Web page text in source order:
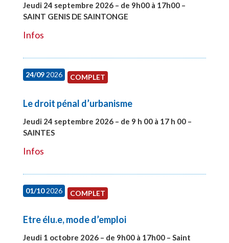
Jeudi 24 septembre 2026 – de 9h00 à 17h00 –
SAINT GENIS DE SAINTONGE
Infos
24/092026 COMPLET
Le droit pénal d’urbanisme
Jeudi 24 septembre 2026 – de 9 h 00 à 17 h 00 –
SAINTES
Infos
01/102026 COMPLET
Etre élu.e, mode d’emploi
Jeudi 1 octobre 2026 – de 9h00 à 17h00 – Saint